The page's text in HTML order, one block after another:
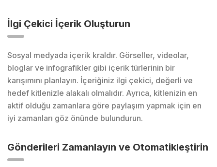
İlgi Çekici İçerik Oluşturun
Sosyal medyada içerik kraldır. Görseller, videolar,
bloglar ve infografikler gibi içerik türlerinin bir
karışımını planlayın. İçeriğiniz ilgi çekici, değerli ve
hedef kitlenizle alakalı olmalıdır. Ayrıca, kitlenizin en
aktif olduğu zamanlara göre paylaşım yapmak için en
iyi zamanları göz önünde bulundurun.
Gönderileri Zamanlayın ve Otomatikleştirin